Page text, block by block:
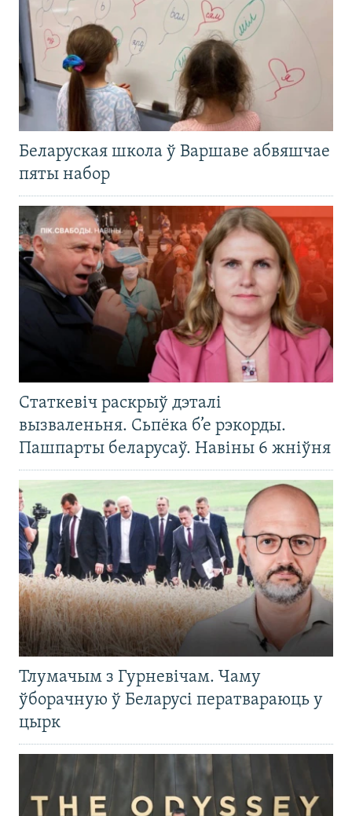
Беларуская школа ў Варшаве абвяшчае
пяты набор
Статкевіч раскрыў дэталі
вызваленьня. Сьпёка б’е рэкорды.
Пашпарты беларусаў. Навіны 6 жніўня
Тлумачым з Гурневічам. Чаму
ўборачную ў Беларусі ператвараюць у
цырк